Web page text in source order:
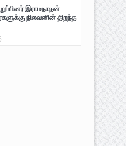
இராமநாதன்
நிலவனின் திறந்த